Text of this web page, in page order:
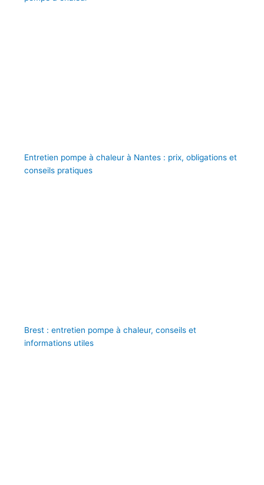
Entretien pompe à chaleur à Nantes : prix, obligations et
conseils pratiques
Brest : entretien pompe à chaleur, conseils et
informations utiles